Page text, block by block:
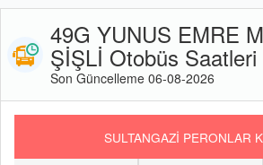
49G YUNUS EMRE
ŞİŞLİ Otobüs Saatleri
Son Güncelleme 06-08-2026
SULTANGAZİ PERONLAR